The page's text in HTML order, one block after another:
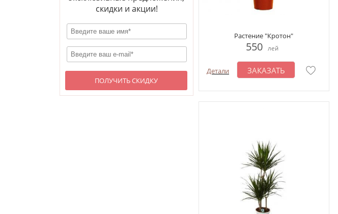
скидки и акции!
ПОЛУЧИТЬ СКИДКУ
Растение "Кротон"
550 лей
Детали ЗАКАЗАТЬ